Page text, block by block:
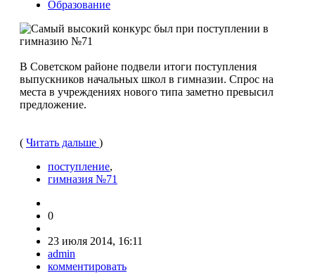
Образование
В Советском районе подвели итоги поступления
выпускников начальных школ в гимназии. Спрос на
места в учреждениях нового типа заметно превысил
предложение.
( Читать дальше )
поступление,
гимназия №71
0
23 июля 2014, 16:11
admin
комментировать